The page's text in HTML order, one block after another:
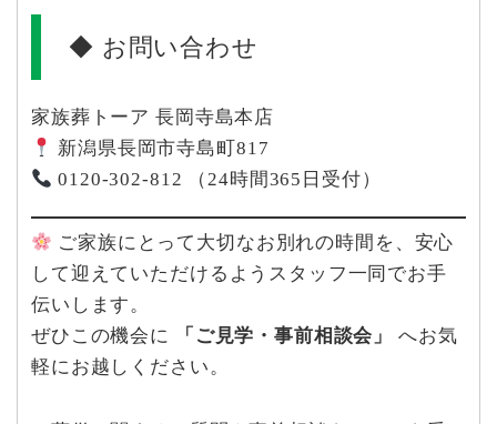
◆ お問い合わせ
家族葬トーア 長岡寺島本店
新潟県長岡市寺島町817
0120-302-812 （24時間365日受付）
ご家族にとって大切なお別れの時間を、安心
して迎えていただけるようスタッフ一同でお手
伝いします。
ぜひこの機会に
「ご見学・事前相談会」
へお気
軽にお越しください。